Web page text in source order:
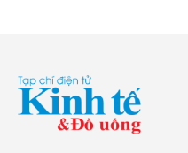
Thị trường
Doanh nghiệp – Doanh nhân